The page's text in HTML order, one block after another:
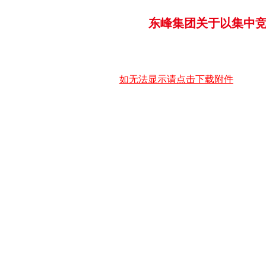
东峰集团关于以集中
如无法显示请点击下载附件